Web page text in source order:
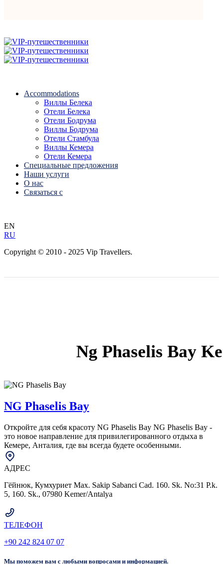
Accommodations
Виллы Белека
Отели Белека
Отели Бодрума
Виллы Бодрума
Отели Стамбула
Виллы Кемера
Отели Кемера
Специальные предложения
Наши услуги
О нас
Связаться с
EN
RU
Copyright © 2010 - 2025 Vip Travellers.
Ng Phaselis Bay
NG Phaselis Bay
Откройте для себя красоту NG Phaselis Bay NG Phaselis Bay -
это новое направление для привилегированного отдыха в
Кемере, Анталия, где вы всегда будете особенными.
АДРЕС
Гёйнюк, Кумхуриет Мах. Sakip Sabanci Cad. 160. Sk. No:31 P.k.
5, 160. Sk., 07980 Kemer/Antalya
ТЕЛЕФОН
+90 242 824 07 07
Мы поможем вам с любыми вопросами и информацией.